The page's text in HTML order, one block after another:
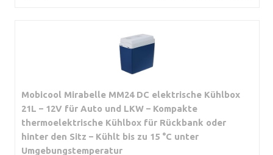
Mobicool Mirabelle MM24 DC elektrische Kühlbox
21L – 12V für Auto und LKW – Kompakte
thermoelektrische Kühlbox für Rückbank oder
hinter den Sitz – Kühlt bis zu 15 °C unter
Umgebungstemperatur